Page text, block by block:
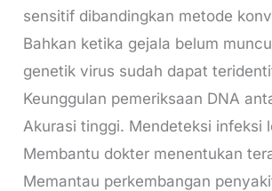
sensitif dibandingkan metode
Bahkan ketika gejala belum
genetik virus sudah dapat
Keunggulan pemeriksaan DNA
Akurasi tinggi. Mendeteksi infeksi
Membantu dokter menentukan
Memantau perkembangan